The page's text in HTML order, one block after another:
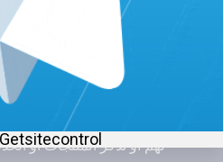
بناء جمهور يحمل الوفاء لك
الشراكات والرعاية: من
علامات تجارية مهتمة
معهم في البث المباشر.
لهم أو تذكر المنتجات أو